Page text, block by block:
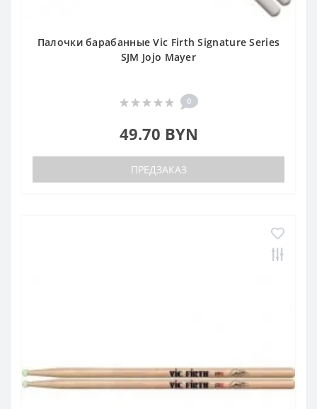
Палочки барабанные Vic Firth Signature Series
SJM Jojo Mayer
0
49.70 BYN
ПРЕДЗАКАЗ